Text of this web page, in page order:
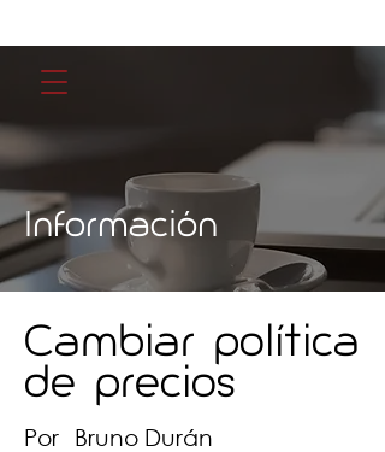
Información
Cambiar política
de precios
Por Bruno Durán